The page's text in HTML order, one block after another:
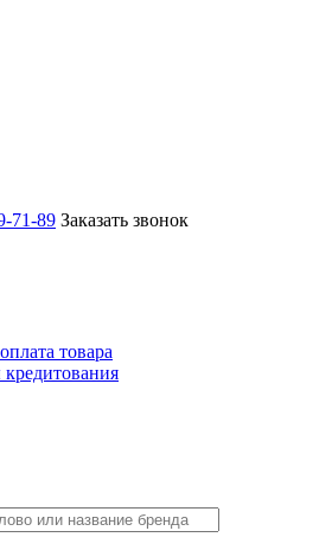
71-89 Заказать звонок
товара